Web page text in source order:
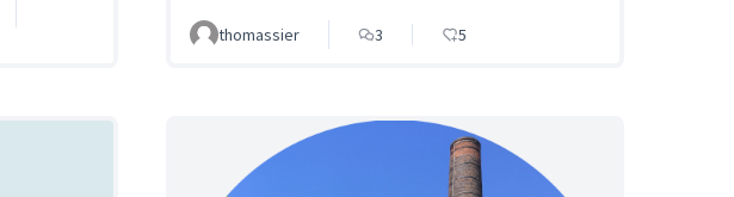
thomassier 3 5